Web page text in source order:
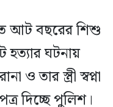
আট বছরের শিশু
হত্যার ঘটনায়
ও তার স্ত্রী স্বপ্না
দিচ্ছে পুলিশ।